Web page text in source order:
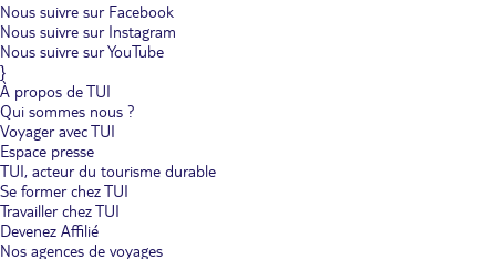
Nous suivre sur Facebook
Nous suivre sur Instagram
Nous suivre sur YouTube
}
À propos de TUI
Qui sommes nous ?
Voyager avec TUI
Espace presse
TUI, acteur du tourisme durable
Se former chez TUI
Travailler chez TUI
Devenez Affilié
Nos agences de voyages